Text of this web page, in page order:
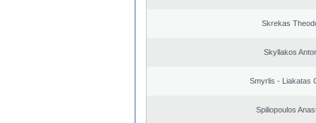
Skrekas
Skyllakos
Smyrlis - Liakatas
Spiliopoulos